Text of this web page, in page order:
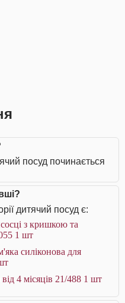
посуд починається
дитячий посуд є:
з кришкою та
1 шт
силіконова для
4 місяців 21/488 1 шт